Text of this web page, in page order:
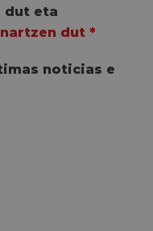
dut eta
dut *
noticias e